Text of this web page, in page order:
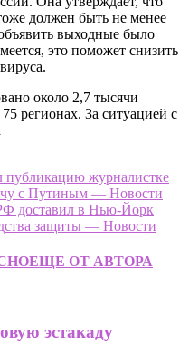
должен быть не менее
выходные было
это поможет снизить
около 2,7 тысячи
регионах. За ситуацией с
публикацию журналистке
с Путиным — Новости
доставил в Нью-Йорк
защиты — Новости
ЕЩЕ ОТ АВТОРА
эстакаду